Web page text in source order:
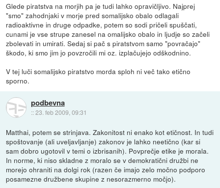
Glede piratstva na morjih pa je tudi lahko opravičljivo. Najprej
"smo" zahodnjaki v morje pred somalijsko obalo odlagali
radioaktivne in druge odpadke, potem so sodi pričeli spuščati,
cunami je vse strupe zanesel na omalijsko obalo in ljudje so začeli
zbolevati in umirati. Sedaj si pač s piratstvom samo "povračajo"
škodo, ki smo jim jo povzročili mi oz. izplačujejo odškodnino.
V tej luči somalijsko piratstvo morda sploh ni več tako etično
sporno.
podbevna
::23. feb 2009, 09:31
Matthai, potem se strinjava. Zakonitost ni enako kot etičnost. In tudi
spoštovanje (ali uveljavljanje) zakonov je lahko neetično (kar si
sam dobro ugotovil v temi o izbrisanih). Povprečje etike je morala.
In norme, ki niso skladne z moralo se v demokratični družbi ne
morejo ohraniti na dolgi rok (razen če imajo zelo močno podporo
posamezne družbene skupine z nesorazmerno močjo).